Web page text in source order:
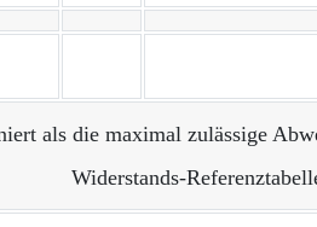
als die maximal zulässige
Widerstands-